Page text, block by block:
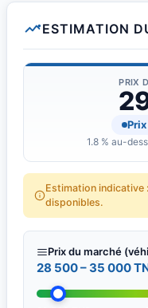
ESTIMATION
PRIX
1.8 % au-
Estimation indicative
disponibles.
Prix du marché
28 500 – 35 000